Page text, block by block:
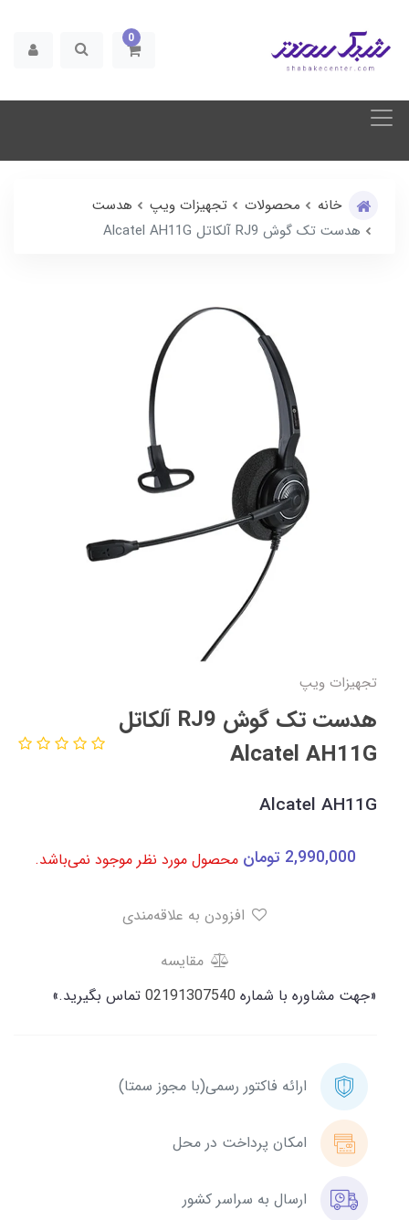
0
خانه محصولات تجهیزات ویپ
هدست
هدست تک گوش RJ9 آلکاتل Alcatel AH11G
تجهیزات ویپ
هدست تک گوش RJ9 آلکاتل
Alcatel AH11G
Alcatel AH11G
2,990,000 تومان محصول مورد نظر موجود نمی‌باشد.
مقایسه
«جهت مشاوره با شماره 02191307540 تماس بگیرید.»
ارائه فاکتور رسمی(با مجوز سمتا)
امکان پرداخت در محل
ارسال به سراسر کشور